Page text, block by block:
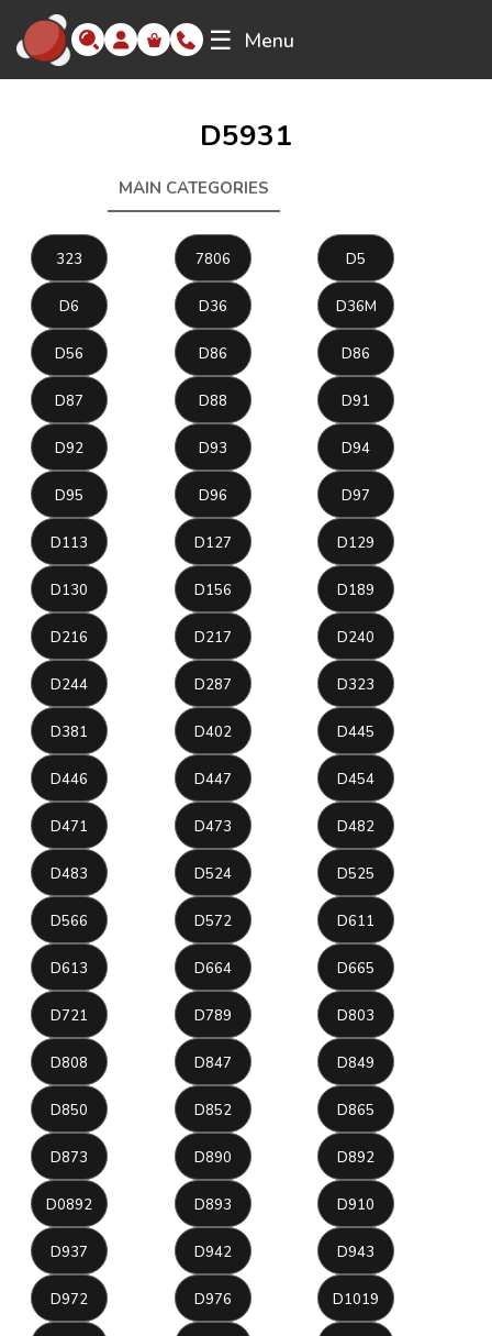
☰ Menu
D5931
MAIN CATEGORIES
323 7806 D5
D6 D36 D36M
D56 D86 D86
D87 D88 D91
D92 D93 D94
D95 D96 D97
D113 D127 D129
D130 D156 D189
D216 D217 D240
D244 D287 D323
D381 D402 D445
D446 D447 D454
D471 D473 D482
D483 D524 D525
D566 D572 D611
D613 D664 D665
D721 D789 D803
D808 D847 D849
D850 D852 D865
D873 D890 D892
D0892 D893 D910
D937 D942 D943
D972 D976 D1019